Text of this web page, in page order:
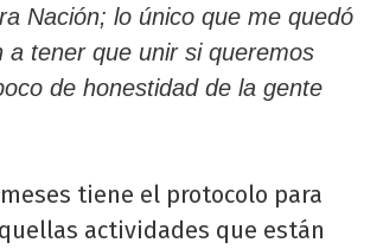
Nación; lo único que me quedó
tener que unir si queremos
de honestidad de la gente
tiene el protocolo para
actividades que están